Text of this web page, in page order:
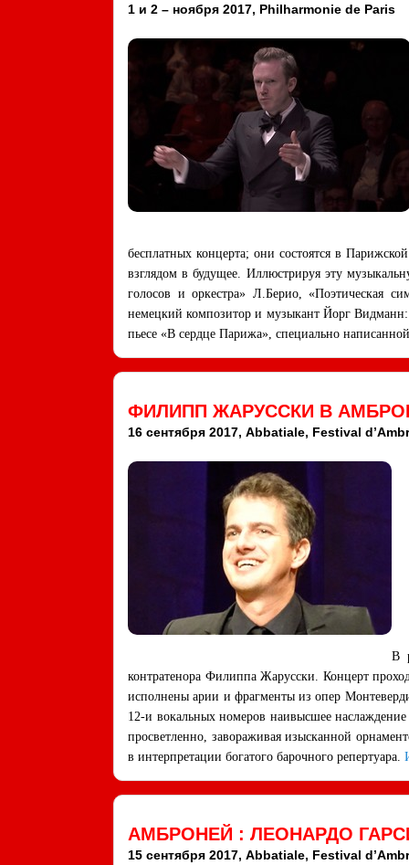
1 и 2 – ноября 2017, Philharmonie de Paris
бесплатных концерта; они состоятся в
взглядом в будущее. Иллюстрируя эту
голосов и оркестра» Л.Берио, «Поэтическая
немецкий композитор и музыкант Йорг Видманн:
пьесе «В сердце Парижа», специально
ФИЛИПП ЖАРУССКИ В
16 сентября 2017, Abbatiale, Festival
В
контратенора Филиппа Жарусски. Концерт
исполнены арии и фрагменты из опер
12-и вокальных номеров наивысшее
просветленно, завораживая изысканной
в интерпретации богатого барочного репертуара.
АМБРОНЕЙ : ЛЕОНАРДО
15 сентября 2017, Abbatiale, Festival